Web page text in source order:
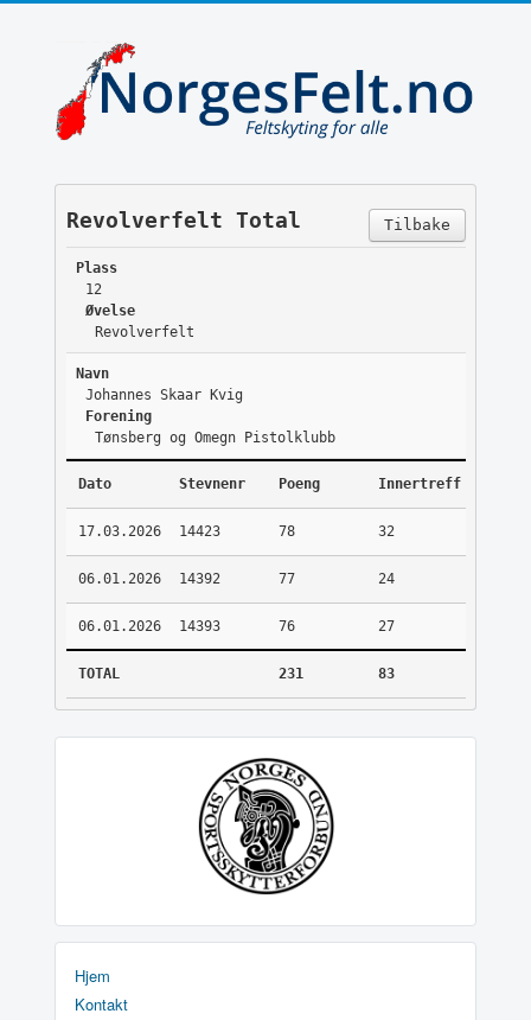
Tilbake
Revolverfelt Total
Plass
12
Øvelse
Revolverfelt
Navn
Johannes Skaar Kvig
Forening
Tønsberg og Omegn Pistolklubb
Dato Stevnenr Poeng Innertreff
17.03.2026 14423 78 32
06.01.2026 14392 77 24
06.01.2026 14393 76 27
TOTAL 231 83
Hjem
Kontakt